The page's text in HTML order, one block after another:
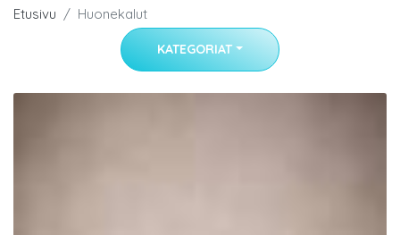
Etusivu Huonekalut
KATEGORIAT